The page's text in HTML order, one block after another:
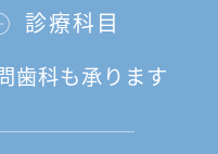
診療科目
歯科も承ります